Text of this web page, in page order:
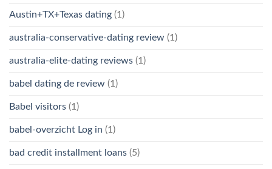
Austin+TX+Texas dating (1)
australia-conservative-dating review (1)
australia-elite-dating reviews (1)
babel dating de review (1)
Babel visitors (1)
babel-overzicht Log in (1)
bad credit installment loans (5)